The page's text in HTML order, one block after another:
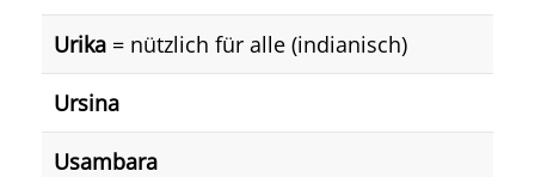
Urika = nützlich für alle (indianisch)
Ursina
Usambara